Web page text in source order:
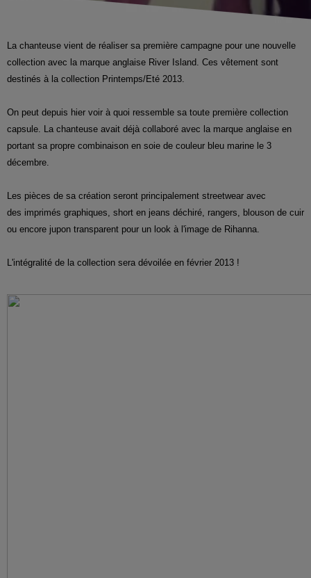
La chanteuse vient de réaliser sa première campagne pour une nouvelle
collection avec la marque anglaise River Island. Ces vêtement sont
destinés à la collection Printemps/Eté 2013.
On peut depuis hier voir à quoi ressemble sa toute première collection
capsule. La chanteuse avait déjà collaboré avec la marque anglaise en
portant sa propre combinaison en soie de couleur bleu marine le 3
décembre.
L es pièces de sa création seront principalement streetwear avec
des imprimés graphiques, short en jeans déchiré, rangers, blouson de cuir
ou encore jupon transparent pour un look à l'image de Rihanna.
L'intégralité de la collection sera dévoilée en février 2013 !